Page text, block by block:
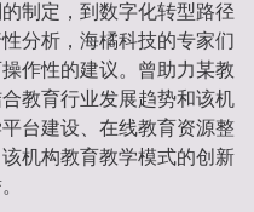
制定，到数字化转型路径
分析，海橘科技的专家们
作性的建议。曾助力某教
教育行业发展趋势和该机
台建设、在线教育资源整
机构教育教学模式的创新